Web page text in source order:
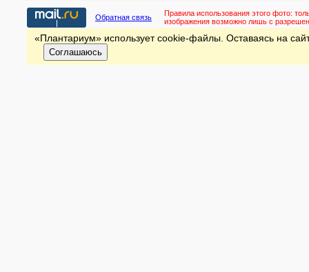
Обратная связь Правила использования этого фото:
изображения возможно лишь с
«Плантариум» использует cookie-файлы. Оставаясь на
Соглашаюсь